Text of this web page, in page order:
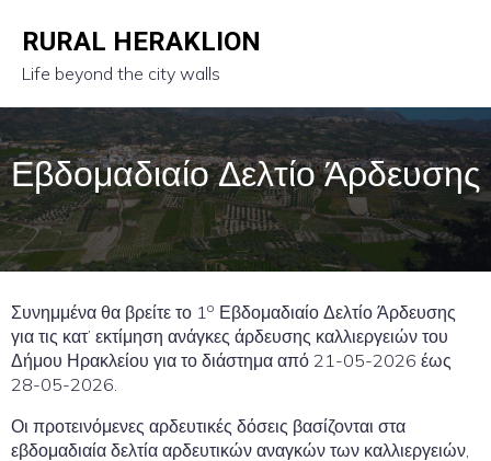
RURAL HERAKLION
Life beyond the city walls
Εβδομαδιαίο Δελτίο Άρδευσης
Συνημμένα θα βρείτε το 1o Εβδομαδιαίο Δελτίο Άρδευσης
για τις κατ’ εκτίμηση ανάγκες άρδευσης καλλιεργειών του
Δήμου Ηρακλείου για το διάστημα από 21-05-2026 έως
28-05-2026.
Οι προτεινόμενες αρδευτικές δόσεις βασίζονται στα
εβδομαδιαία δελτία αρδευτικών αναγκών των καλλιεργειών,